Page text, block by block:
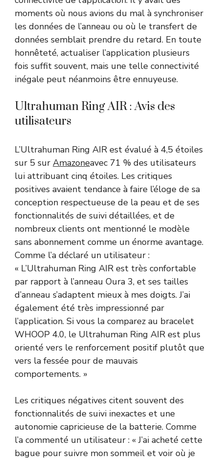
moments où nous avions du mal à synchroniser
les données de l’anneau ou où le transfert de
données semblait prendre du retard. En toute
honnêteté, actualiser l’application plusieurs
fois suffit souvent, mais une telle connectivité
inégale peut néanmoins être ennuyeuse.
Ultrahuman Ring AIR : Avis des
utilisateurs
L’Ultrahuman Ring AIR est évalué à 4,5 étoiles
sur 5 sur Amazoneavec 71 % des utilisateurs
lui attribuant cinq étoiles. Les critiques
positives avaient tendance à faire l’éloge de sa
conception respectueuse de la peau et de ses
fonctionnalités de suivi détaillées, et de
nombreux clients ont mentionné le modèle
sans abonnement comme un énorme avantage.
Comme l’a déclaré un utilisateur :
« L’Ultrahuman Ring AIR est très confortable
par rapport à l’anneau Oura 3, et ses tailles
d’anneau s’adaptent mieux à mes doigts. J’ai
également été très impressionné par
l’application. Si vous la comparez au bracelet
WHOOP 4.0, le Ultrahuman Ring AIR est plus
orienté vers le renforcement positif plutôt que
vers la fessée pour de mauvais
comportements. »
Les critiques négatives citent souvent des
fonctionnalités de suivi inexactes et une
autonomie capricieuse de la batterie. Comme
l’a commenté un utilisateur : « J’ai acheté cette
bague pour suivre mon sommeil et voir où je